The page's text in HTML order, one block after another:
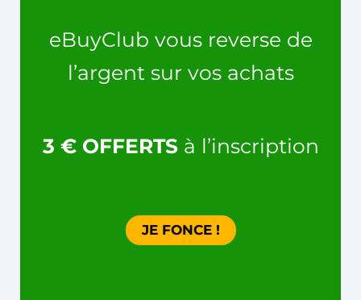
eBuyClub vous reverse de
l’argent sur vos achats
3 € OFFERTSà l’inscription
JE FONCE !